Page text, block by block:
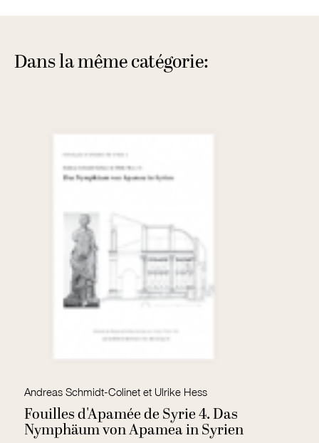
Dans la même catégorie:
Andreas Schmidt-Colinet et Ulrike Hess
Fouilles d'Apamée de Syrie 4. Das
Nymphäum von Apamea in Syrien